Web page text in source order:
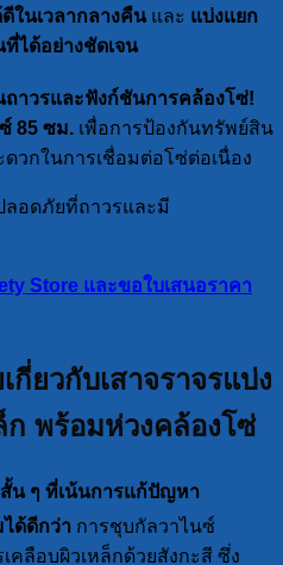
ดีในเวลากลางคืนและ แบ่งแยก
ที่ได้อย่างชัดเจน
าวรและฟังก์ชันการคล้องโซ่!
85 ซม. เพื่อการป้องกันทรัพย์สิน
กในการเชื่อมต่อโซ่ต่อเนื่อง
อดภัยที่ถาวรและมี
Store และขอใบเสนอราคา
ยวกับเสาจราจรแบ่ง
ก พร้อมห่วงคล้องโซ่
น ๆ ที่เน้นการแก้ปัญหา
ด้ดีกว่า การชุบกัลวาไนซ์
เคลือบผิวเหล็กด้วยสังกะสี ซึ่ง